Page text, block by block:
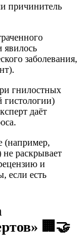
причинитель
явилось
заболевания,
гнилостных
гистологии)
даёт
(например,
не раскрывает
и
если есть
🏢🤝